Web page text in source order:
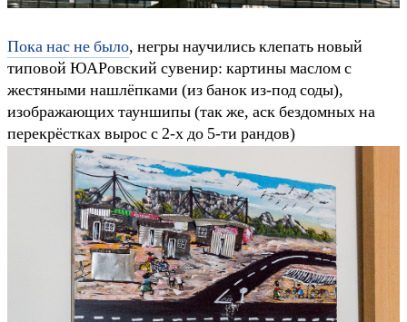
Пока нас не было, негры научились клепать новый
типовой ЮАРовский сувенир: картины маслом с
жестяными нашлёпками (из банок из-под соды),
изображающих тауншипы (так же, аск бездомных на
перекрёстках вырос с 2-х до 5-ти рандов)